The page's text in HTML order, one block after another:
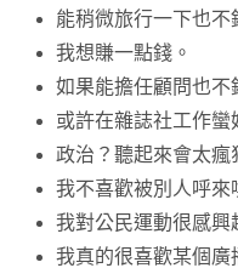
能稍微旅行一下也不
我想賺一點錢。
如果能擔任顧問也不
或許在雜誌社工作蠻
政治？聽起來會太瘋
我不喜歡被別人呼
我對公民運動很感興
我真的很喜歡某個